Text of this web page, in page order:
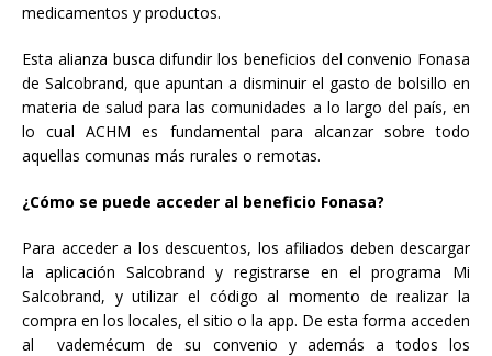
medicamentos y productos.
Esta alianza busca difundir los beneficios del convenio Fonasa
de Salcobrand, que apuntan a disminuir el gasto de bolsillo en
materia de salud para las comunidades a lo largo del país, en
lo cual ACHM es fundamental para alcanzar sobre todo
aquellas comunas más rurales o remotas.
¿Cómo se puede acceder al beneficio Fonasa?
Para acceder a los descuentos, los afiliados deben descargar
la aplicación Salcobrand y registrarse en el programa Mi
Salcobrand, y utilizar el código al momento de realizar la
compra en los locales, el sitio o la app. De esta forma acceden
al vademécum de su convenio y además a todos los